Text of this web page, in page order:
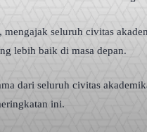
seluruh civitas
lebih baik di masa depan.
dari seluruh civitas
ini.